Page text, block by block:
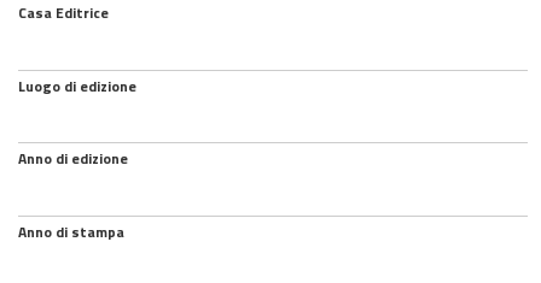
Casa Editrice
Luogo di edizione
Anno di edizione
Anno di stampa